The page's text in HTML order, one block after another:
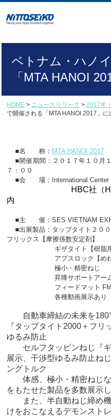
ベトナム・ハノ
「MTA HANOI
HOME > ニュースリリース > 2017年
で開催される「MTA HANOI 2017」に
■名 称： MTA HANOI 2017
■開催期間：２０１７年１０月
７：００
■会 場：International Center
HBC社（Hoa Binh
内
■主 催：SES VIETNAM
■出展製品： タップタイト２０
フリックス【摩擦係数安定
ギザタイト【樹脂
アプスロック【めねじ干
極小・精密ねじ
昇降サポートアーム
フィードマット
各種動画展示あり
自動車締結の未来を180°
『タップタイト2000＋フリ
ゆるみ防止
セルフタッピンねじ『ギ
展示、干渉型ゆるみ防止ね
ングトルク
体感、極小・精密ねじな
をもたせた製品を多数展示し
また、半自動ねじ締め機
けをおこなえるデモンスト